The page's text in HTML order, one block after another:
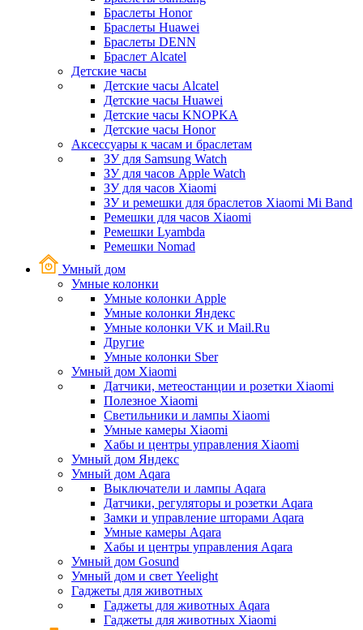
Браслеты Honor
Браслеты Huawei
Браслеты DENN
Браслет Alcatel
Детские часы
Детские часы Alcatel
Детские часы Huawei
Детские часы KNOPKA
Детские часы Honor
Аксессуары к часам и браслетам
ЗУ для Samsung Watch
ЗУ для часов Apple Watch
ЗУ для часов Xiaomi
ЗУ и ремешки для браслетов Xiaomi Mi Band
Ремешки для часов Xiaomi
Ремешки Lyambda
Ремешки Nomad
Умный дом
Умные колонки
Умные колонки Apple
Умные колонки Яндекс
Умные колонки VK и Mail.Ru
Другие
Умные колонки Sber
Умный дом Xiaomi
Датчики, метеостанции и розетки Xiaomi
Полезное Xiaomi
Светильники и лампы Xiaomi
Умные камеры Xiaomi
Хабы и центры управления Xiaomi
Умный дом Яндекс
Умный дом Aqara
Выключатели и лампы Aqara
Датчики, регуляторы и розетки Aqara
Замки и управление шторами Aqara
Умные камеры Aqara
Хабы и центры управления Aqara
Умный дом Gosund
Умный дом и свет Yeelight
Гаджеты для животных
Гаджеты для животных Aqara
Гаджеты для животных Xiaomi